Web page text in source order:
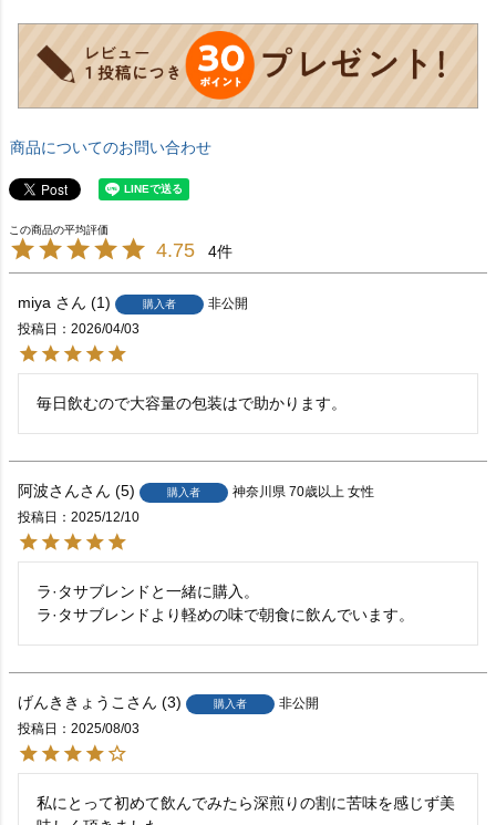
商品についてのお問い合わせ
4.75 4
miya 1 購入者
非公開
投稿日
2026/04/03
毎日飲むので大容量の包装はで助かります。
阿波さん 5 購入者 神奈川県 70歳以上 女性
投稿日
2025/12/10
ラ·タサブレンドと一緒に購入。
ラ·タサブレンドより軽めの味で朝食に飲んでいます。
げんききょうこ 3 購入者
非公開
投稿日
2025/08/03
私にとって初めて飲んでみたら深煎りの割に苦味を感じず美